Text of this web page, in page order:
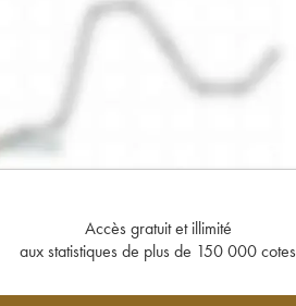
Accès gratuit et illimité
aux statistiques de plus de 150 000 cotes